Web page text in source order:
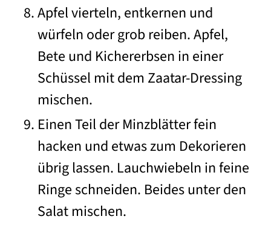
Apfel vierteln, entkernen und
würfeln oder grob reiben. Apfel,
Bete und Kichererbsen in einer
Schüssel mit dem Zaatar-Dressing
mischen.
Einen Teil der Minzblätter fein
hacken und etwas zum Dekorieren
übrig lassen. Lauchwiebeln in feine
Ringe schneiden. Beides unter den
Salat mischen.